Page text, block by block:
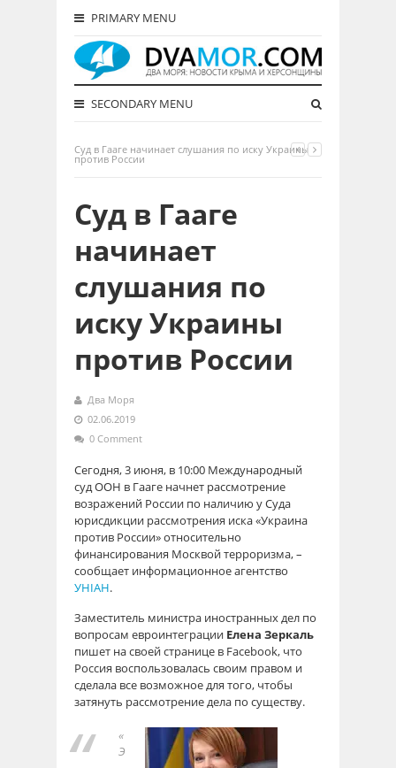
PRIMARY MENU
SECONDARY MENU
Суд в Гааге начинает слушания по иску Украины
против России
Суд в Гааге
начинает
слушания по
иску Украины
против России
Два Моря
02.06.2019
0 Comment
Сегодня, 3 июня, в 10:00 Международный
суд ООН в Гааге начнет рассмотрение
возражений России по наличию у Суда
юрисдикции рассмотрения иска «Украина
против России» относительно
финансирования Москвой терроризма, –
сообщает информационное агентство
УНІАН.
Заместитель министра иностранных дел по
вопросам евроинтеграции Елена Зеркаль
пишет на своей странице в Facebook, что
Россия воспользовалась своим правом и
сделала все возможное для того, чтобы
затянуть рассмотрение дела по существу.
«
Э